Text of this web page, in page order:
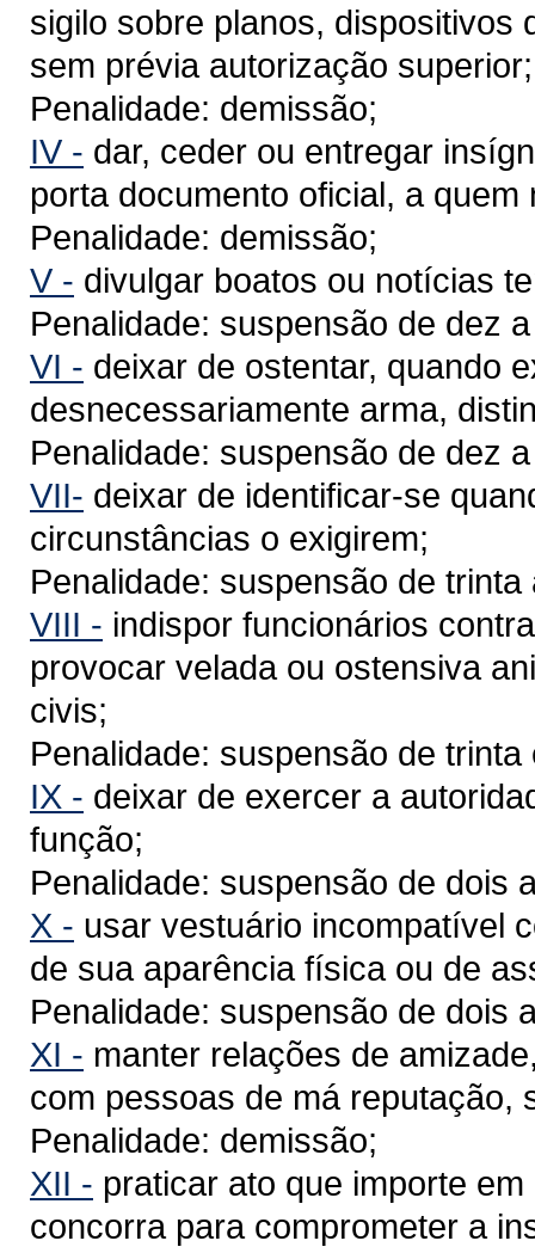
sigilo sobre planos,
sem prévia autorização superior;
Penalidade: demissão;
IV - dar, ceder ou entregar
porta documento oficial, a
Penalidade: demissão;
V - divulgar boatos ou notícias
Penalidade: suspensão de dez
VI - deixar de ostentar, quando
desnecessariamente arma,
Penalidade: suspensão de dez
VII- deixar de identificar-se
circunstâncias o exigirem;
Penalidade: suspensão de
VIII - indispor funcionários
provocar velada ou ostensiva
civis;
Penalidade: suspensão de
IX - deixar de exercer a
função;
Penalidade: suspensão de dois
X - usar vestuário incompatível
de sua aparência física ou de
Penalidade: suspensão de dois
XI - manter relações de
com pessoas de má reputação,
Penalidade: demissão;
XII - praticar ato que importe
concorra para comprometer a